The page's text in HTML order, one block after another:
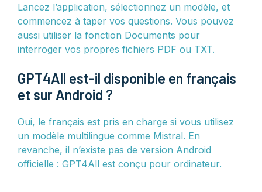
Lancez l’application, sélectionnez un modèle, et
commencez à taper vos questions. Vous pouvez
aussi utiliser la fonction Documents pour
interroger vos propres fichiers PDF ou TXT.
GPT4All est-il disponible en français
et sur Android ?
Oui, le français est pris en charge si vous utilisez
un modèle multilingue comme Mistral. En
revanche, il n’existe pas de version Android
officielle : GPT4All est conçu pour ordinateur.